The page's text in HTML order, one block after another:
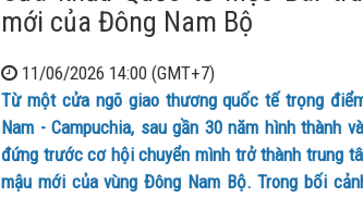
mới của Đông Nam Bộ
11/06/2026 14:00 (GMT+7)
Từ một cửa ngõ giao thương quốc tế trọng
Nam - Campuchia, sau gần 30 năm hình thành
đứng trước cơ hội chuyển mình trở thành trung
mậu mới của vùng Đông Nam Bộ. Trong bối